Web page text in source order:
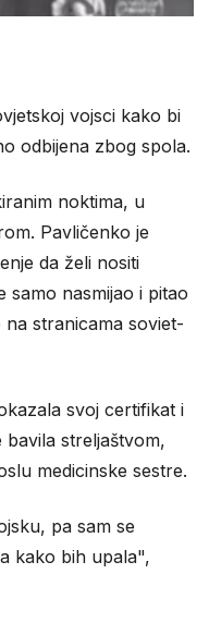
vojsci kako bi
odbijena zbog spola.
noktima, u
Pavličenko je
da želi nositi
samo nasmijao i pitao
stranicama soviet-
svoj certifikat i
streljaštvom,
medicinske sestre.
pa sam se
kako bih upala",